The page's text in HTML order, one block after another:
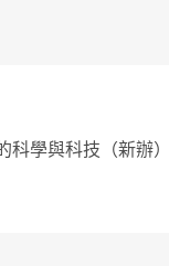
科學與科技（新辦